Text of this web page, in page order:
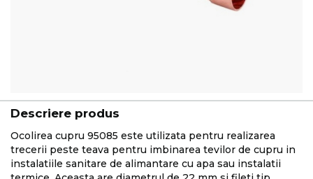
Descriere produs
Ocolirea cupru 95085 este utilizata pentru realizarea
trecerii peste teava pentru imbinarea tevilor de cupru in
instalatiile sanitare de alimantare cu apa sau instalatii